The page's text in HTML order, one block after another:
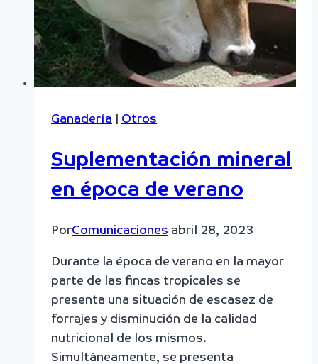
productividad
Ganadería Otros
Suplementación mineral
en época de verano
PorComunicaciones abril 28, 2023
Durante la época de verano en la mayor
parte de las fincas tropicales se
presenta una situación de escasez de
forrajes y disminución de la calidad
nutricional de los mismos.
Simultáneamente, se presenta